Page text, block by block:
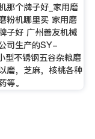
那个牌子好_家用磨
粉机哪里买 家用磨
子好 广州善友机械
司生产的SY-
不锈钢五谷杂粮磨
磨，芝麻，核桃各种
等。